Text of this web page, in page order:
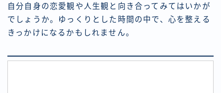
自分自身の恋愛観や人生観と向き合ってみてはいかが
でしょうか。ゆっくりとした時間の中で、心を整える
きっかけになるかもしれません。